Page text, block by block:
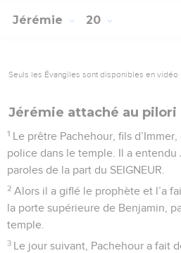
Jérémie 20
Seuls les Évangiles sont disponibles en vidéo
Jérémie attaché au pilori
1 Le prêtre Pachehour, fils
police dans le temple. Il a entendu
paroles de la part du SEIGNEUR.
2 Alors il a giflé le prophète et l’a
la porte supérieure de Benjamin,
temple.
3 Le jour suivant, Pachehour a fait